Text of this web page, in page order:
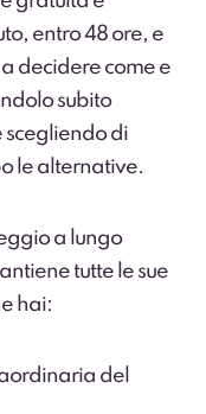
entro 48 ore, e
decidere come e
subito
scegliendo di
le alternative.
a lungo
tutte le sue
hai:
del